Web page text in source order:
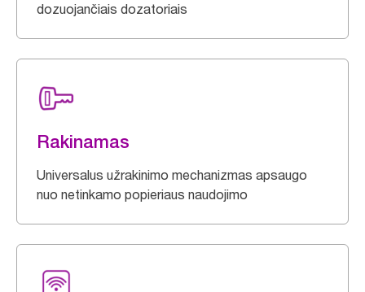
dozuojančiais dozatoriais
Rakinamas
Universalus užrakinimo mechanizmas apsaugo
nuo netinkamo popieriaus naudojimo